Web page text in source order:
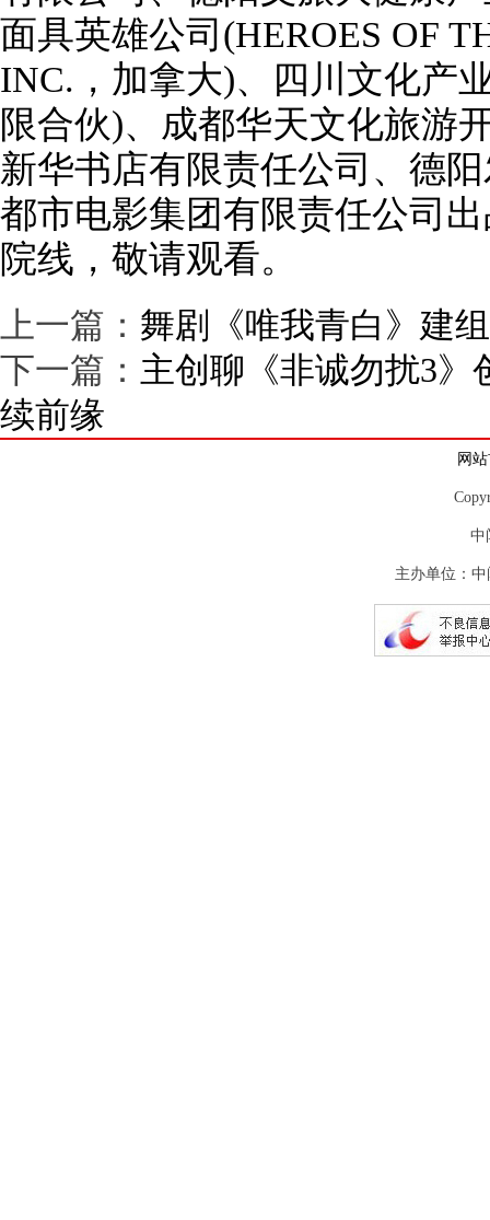
面具英雄公司(HEROES OF
INC.，加拿大)、四川文化产
限合伙)、成都华天文化旅游
新华书店有限责任公司、德
都市电影集团有限责任公司
院线，敬请观看。
上一篇： 舞剧《唯我青白》建
下一篇： 主创聊《非诚勿扰3》
续前缘
网
中
主办单位：